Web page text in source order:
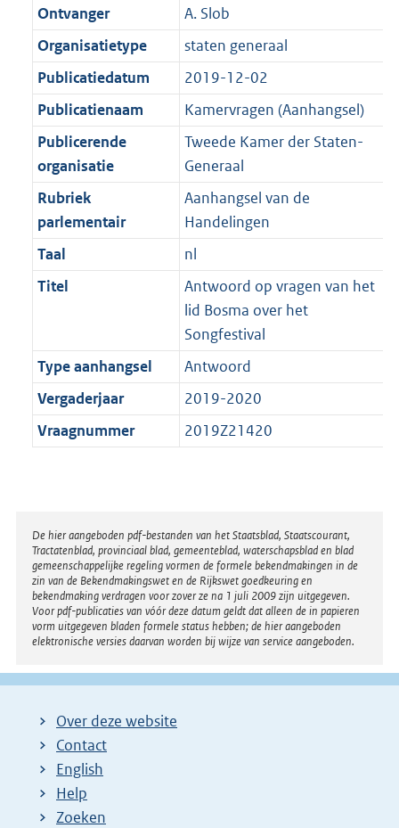
t
a
t
K
b K
b
Ontvanger
A. Slob
Organisatietype
staten generaal
Publicatiedatum
2019-12-02
Publicatienaam
Kamervragen (Aanhangsel)
Publicerende
organisatie
Tweede Kamer der Staten-
Generaal
Rubriek
parlementair
Aanhangsel van de
Handelingen
Taal
nl
Titel
Antwoord op vragen van het
lid Bosma over het
Songfestival
Type aanhangsel
Antwoord
Vergaderjaar
2019-2020
Vraagnummer
2019Z21420
Disclaimer
De hier aangeboden pdf-bestanden van het Staatsblad, Staatscourant,
Tractatenblad, provinciaal blad, gemeenteblad, waterschapsblad en blad
gemeenschappelijke regeling vormen de formele bekendmakingen in de
zin van de Bekendmakingswet en de Rijkswet goedkeuring en
bekendmaking verdragen voor zover ze na 1 juli 2009 zijn uitgegeven.
Voor pdf-publicaties van vóór deze datum geldt dat alleen de in papieren
vorm uitgegeven bladen formele status hebben; de hier aangeboden
elektronische versies daarvan worden bij wijze van service aangeboden.
Over deze website
Contact
English
Help
Zoeken